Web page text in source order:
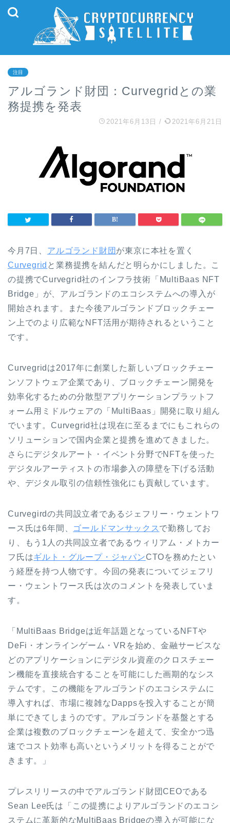
注目
アルゴランド財団：Curvegridとの業
務提携を発表
2021年6月13日 / 2021年6月21日
今月7日、 アルゴランド財団 が東京に本社を置く
Curvegrid と業務提携を結んだと明らかにしました。こ
の提携でCurvegrid社のインフラ技術「MultiBaas NFT
Bridge」が、アルゴランドのエコシステムへの導入が
開始されます。また今後アルゴランドブロックチェー
ン上でのより広範なNFT活用が期待されるということ
です。
Curvegridは2017年に創業した新しいブロックチェー
ンソフトウェア企業であり、ブロックチェーン開発を
効率化するための分散型アプリケーションプラットフ
ォーム用ミドルウェアの「MultiBaas」開発に取り組ん
でいます。Curvegrid社は現在に至るまでにもこれらの
ソリューションで国内企業と提携を進めてきました。
さらにデジタルアート・イベント分野でNFTを使った
デジタルアーティストの市場参入の障壁を下げる活動
や、デジタル取引の信頼性強化にも貢献しています。
Curvegirdの共同設立者であるジェフリー・ウェントワ
ース氏は6年間、 ゴールドマンサックス で勤務してお
り、もう1人の共同設立者であるウィリアム・メトカー
フ氏はギルト・グループ・ジャパンCTOを務めたとい
う経歴を持つ人物です。今回の発表についてジェフリ
ー・ウェントワース氏は次のコメントを発表していま
す。
「MultiBaas Bridgeは近年話題となっているNFTや
DeFi・オンラインゲーム・VRを始め、金融サービスな
どのアプリケーションにデジタル資産のクロスチェー
ン機能を直接統合することを可能にした画期的なシス
テムです。この機能をアルゴランドのエコシステムに
導入すれば、市場に複雑なDappsを投入することが簡
単にできてしまうのです。アルゴランドを基盤とする
企業は複数のブロックチェーンを超えて、安全かつ迅
速でコスト効率も高いというメリットを得ることがで
きます。」
プレスリリースの中でアルゴランド財団CEOである
Sean Lee氏は「 この提携によりアルゴランドのエコシ
ステムに革新的なMultiBaas Bridgeの導入が可能にな